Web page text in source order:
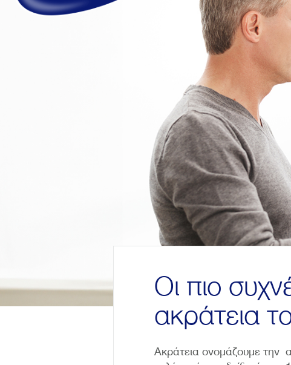
Οι πιο
ακράτεια
Ακράτεια ονομάζουμε την